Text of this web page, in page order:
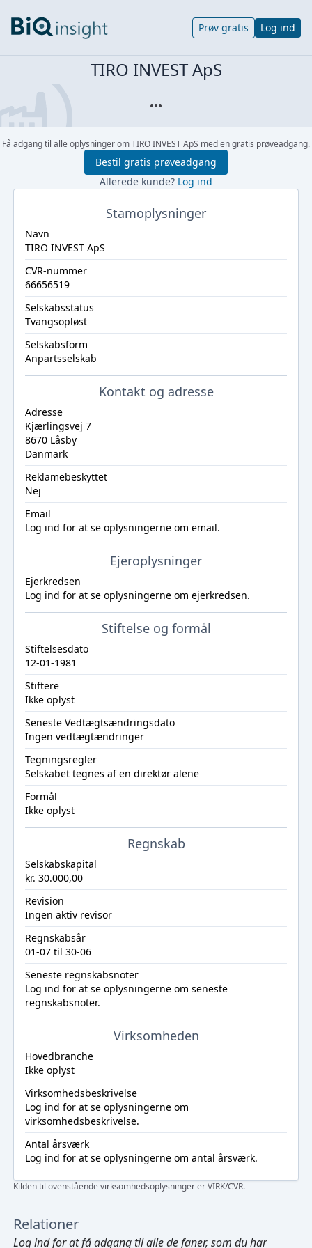
Prøv gratis Log ind
TIRO INVEST ApS
Få adgang til alle oplysninger om TIRO INVEST ApS med en gratis prøveadgang.
Bestil gratis prøveadgang
Allerede kunde? Log ind
Stamoplysninger
Navn
TIRO INVEST ApS
CVR-nummer
66656519
Selskabsstatus
Tvangsopløst
Selskabsform
Anpartsselskab
Kontakt og adresse
Adresse
Kjærlingsvej 7
8670 Låsby
Danmark
Reklamebeskyttet
Nej
Email
Log ind for at se oplysningerne om email.
Ejeroplysninger
Ejerkredsen
Log ind for at se oplysningerne om ejerkredsen.
Stiftelse og formål
Stiftelsesdato
12-01-1981
Stiftere
Ikke oplyst
Seneste Vedtægtsændringsdato
Ingen vedtægtændringer
Tegningsregler
Selskabet tegnes af en direktør alene
Formål
Ikke oplyst
Regnskab
Selskabskapital
kr. 30.000,00
Revision
Ingen aktiv revisor
Regnskabsår
01-07 til 30-06
Seneste regnskabsnoter
Log ind for at se oplysningerne om seneste
regnskabsnoter.
Virksomheden
Hovedbranche
Ikke oplyst
Virksomhedsbeskrivelse
Log ind for at se oplysningerne om
virksomhedsbeskrivelse.
Antal årsværk
Log ind for at se oplysningerne om antal årsværk.
Kilden til ovenstående virksomhedsoplysninger er VIRK/CVR.
Relationer
Log indfor at få adgang til alle de faner, som du har